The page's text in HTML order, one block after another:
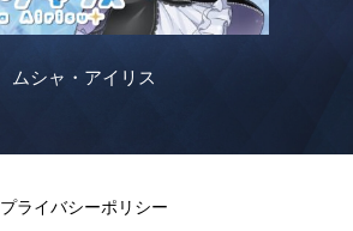
ムシャ・アイリス
プライバシーポリシー